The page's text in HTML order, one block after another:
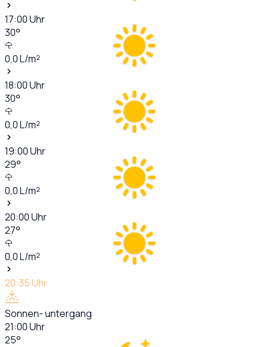
17:00Uhr
30°
0,0L/m²
18:00Uhr
30°
0,0L/m²
19:00Uhr
29°
0,0L/m²
20:00Uhr
27°
0,0L/m²
20:35Uhr
Sonnen- untergang
21:00Uhr
25°